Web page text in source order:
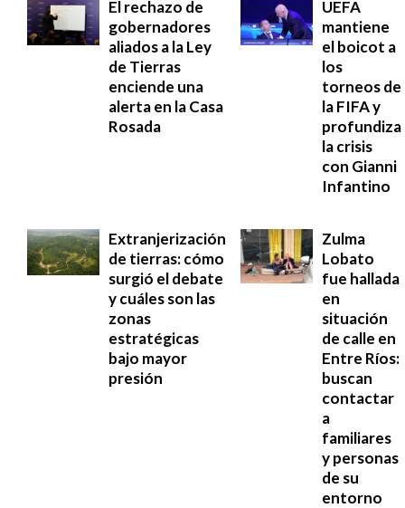
El rechazo de
gobernadores
aliados a la Ley
de Tierras
enciende una
alerta en la Casa
Rosada
UEFA
mantiene
el boicot a
los
torneos de
la FIFA y
profundiza
la crisis
con Gianni
Infantino
Extranjerización
de tierras: cómo
surgió el debate
y cuáles son las
zonas
estratégicas
bajo mayor
presión
Zulma
Lobato
fue hallada
en
situación
de calle en
Entre Ríos:
buscan
contactar
a
familiares
y personas
de su
entorno